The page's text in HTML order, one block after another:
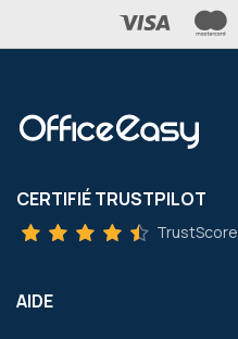
CERTIFIÉ TRUSTPILOT
TrustScore
AIDE